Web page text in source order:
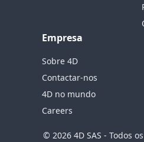
Empresa
Sobre 4D
Contactar-nos
4D no mundo
Careers
© 2026 4D SAS - Todos